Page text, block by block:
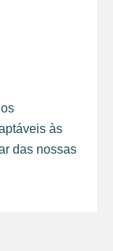
às
das nossas